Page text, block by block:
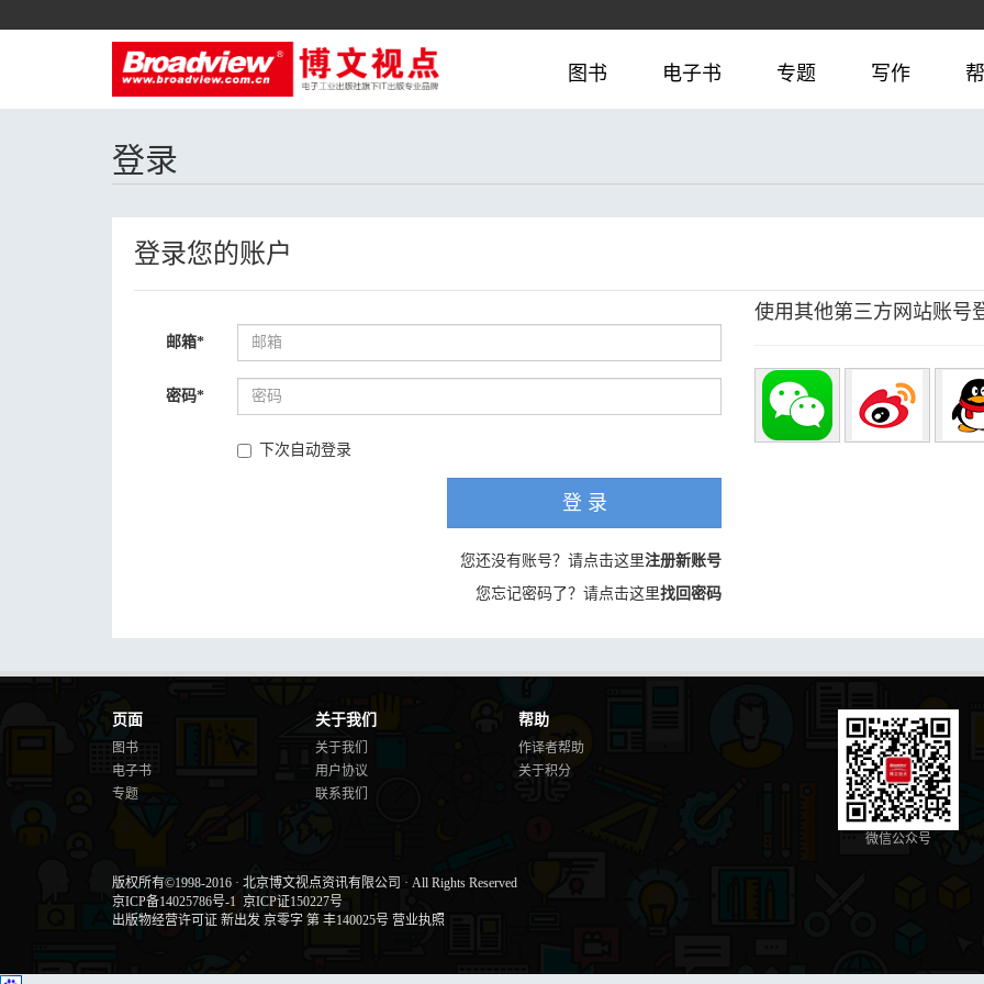
图书 电子书 专题 写作
登录
登录您的账户
邮箱*
密码*
下次自动登录
登 录
您还没有账号？请点击这里注册新账号
您忘记密码了？请点击这里找回密码
使用其他第三方网站账号
页面
图书
电子书
专题
关于我们
关于我们
用户协议
联系我们
帮助
作译者帮助
关于积分
微信公众号
版权所有©1998-2016 · 北京博文视点资讯有限公司 · All Rights Reserved
京ICP备14025786号-1 京ICP证150227号
出版物经营许可证 新出发 京零字 第 丰140025号 营业执照